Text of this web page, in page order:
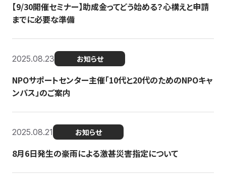
【9/30開催セミナー】助成金ってどう始める？心構えと申請
までに必要な準備
2025.08.23 お知らせ
NPOサポートセンター主催「10代と20代のためのNPOキャ
ンパス」のご案内
2025.08.21 お知らせ
8月6日発生の豪雨による激甚災害指定について